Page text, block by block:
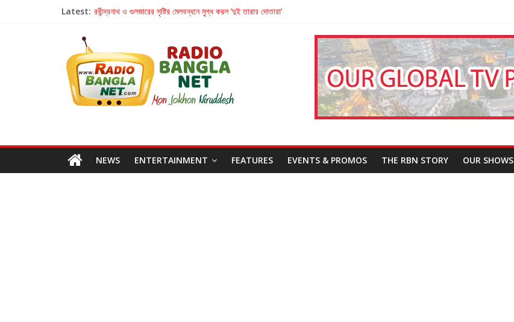
Latest: রবীন্দ্রনাথ ও গুলজারের সৃষ্টির মেলবন্ধনে মুগ্ধ করল ‘দুই তারার দোতারা’
Retribution: A Thought-Provoking Short Film That Challenges Our Understanding of Justice
হাওয়া বদলের টলিউডে ‘তুমি এলে তাই’
NEWS ENTERTAINMENT FEATURES EVENTS & PROMOS THE RBN STORY OUR SHOWS